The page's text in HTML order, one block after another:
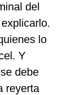
del
lo
Y
debe
reyerta